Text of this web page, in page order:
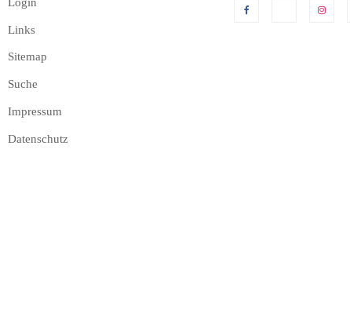
Links
Sitemap
Suche
Impressum
Datenschutz